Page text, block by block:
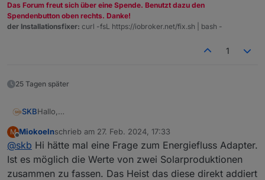
Das Forum freut sich über eine Spende. Benutzt dazu den
Spendenbutton oben rechts. Danke!
der Installationsfixer: curl -fsL https://iobroker.net/fix.sh | bash -
1
25 Tagen später
SKBHallo,
Energiefluss darstellen kann.
Möglich sind: Erzeugung, Bezug, Einspeisung,
Hausverbrauch, Batterie- und Autoladung sowie ein frei
wählbarer Kreis.
Hierzu sind im Admin-Interface die Datenpunkte der
jeweiligen Messeinrichtungen anzugeben.
M
Offline
Miokoelnschrieb am 27. Feb. 2024, 17:33
zuletzt editiert von
@skb Hi hätte mal eine Frage zum Energiefluss Adapter.
Ist es möglich die Werte von zwei Solarproduktionen
zusammen zu fassen. Das Heist das diese direkt addiert